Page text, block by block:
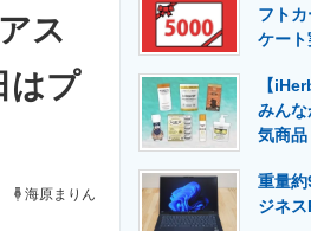
製造業のIT導入・活用を支援
エネルギーの専門メディア
ス
はプ
海原まりん
フト
ケート
【
みん
気商品
重量
ジネス